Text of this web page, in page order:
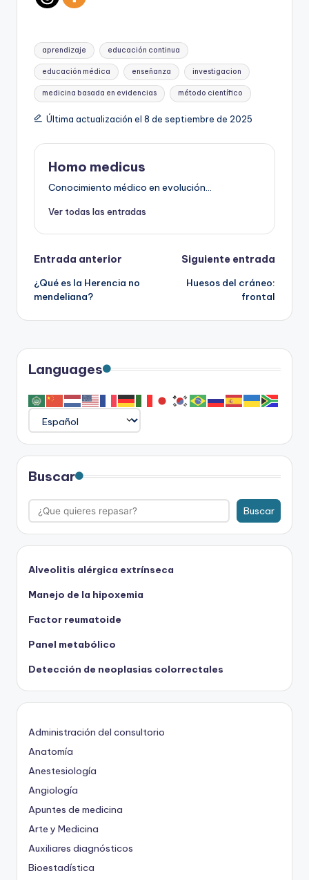
Etiquetas:
aprendizaje educación continua
educación médica enseñanza investigacion
medicina basada en evidencias método científico
Última actualización el 8 de septiembre de 2025
Homo medicus
Conocimiento médico en evolución...
Ver todas las entradas
Navegación
de
entradas
Entrada anterior
¿Qué es la Herencia no
mendeliana?
Siguiente entrada
Huesos del cráneo:
frontal
Languages
Buscar
Buscar
Alveolitis alérgica extrínseca
Manejo de la hipoxemia
Factor reumatoide
Panel metabólico
Detección de neoplasias colorrectales
Administración del consultorio
Anatomía
Anestesiología
Angiología
Apuntes de medicina
Arte y Medicina
Auxiliares diagnósticos
Bioestadística